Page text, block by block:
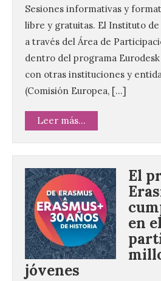
Sesiones informativas y
libre y gratuitas. El Instituto de
a través del Área de
dentro del programa
con otras instituciones y
(Comisión Europea, […]
Leer más...
El
en
jóvenes